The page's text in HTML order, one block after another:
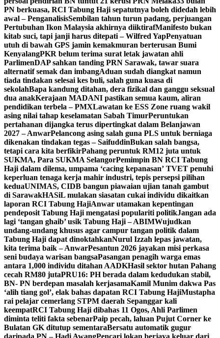
PN berkuasa, RCI Tabung Haji sepatutnya boleh didedah lebih
awal – PenganalisisSembilan tahun turun padang, perjuangan
Pertubuhan Ikon Malaysia akhirnya diiktirafManifesto bukan
kitab suci, tapi janji harus ditepati – Wilfred YapPenyatuan
utuh di bawah GPS jamin kemakmuran berterusan Bumi
KenyalangPKR belum terima surat letak jawatan ahli
ParlimenDAP sahkan tanding PRN Sarawak, tawar suara
alternatif semak dan imbangAduan sudah diangkat namun
tiada tindakan selesai kes buli, salah guna kuasa di
sekolahBapa kandung ditahan, dera fizikal dan ganggu seksual
dua anakKerajaan MADANI pastikan semua kaum, aliran
pendidikan terbela – PMXLawatan ke ESS Zone ruang wakil
asing nilai tahap keselamatan Sabah TimurPeruntukan
pertahanan dijangka terus dipertingkat dalam Belanjawan
2027 – AnwarPelancong asing salah guna PLS untuk berniaga
dikenakan tindakan tegas – SaifuddinBukan salah bangsa,
tetapi cara kita berfikirPahang peruntuk RM12 juta untuk
SUKMA, Para SUKMA SelangorPemimpin BN RCI Tabung
Haji dalam dilema, umpama ‘cacing kepanasan’ TVET penuhi
keperluan tenaga kerja mahir industri, tepis persepsi pilihan
keduaUNIMAS, CIDB bangun piawaian ujian tanah gambut
di SarawakHASiL mulakan siasatan cukai individu dikaitkan
laporan RCI Tabung HajiAnwar utamakan kepentingan
pendeposit Tabung Haji mengatasi populariti politikJangan ada
lagi ‘tangan ghaib’ usik Tabung Haji – ABIMWujudkan
undang-undang khusus agar campur tangan politik dalam
Tabung Haji dapat dinoktahkanNurul Izzah lepas jawatan,
kita terima baik – AnwarPesantun 2026 jayakan misi perkasa
seni budaya warisan bangsaPasangan penagih warga emas
antara 1,000 individu ditahan AADKHasil sektor hutan Pahang
cecah RM80 jutaPRU16: PH berada dalam kedudukan stabil,
BN- PN berdepan masalah kerjasamaKamil Munim dakwa Pas
‘alih tiang gol’, elak bahas dapatan RCI Tabung HajiMustapha
rai pelajar cemerlang STPM daerah Sepanggar kali
keempatRCI Tabung Haji dibahas 11 Ogos, Ahli Parlimen
diminta teliti fakta sebenarPaip pecah, laluan Pujut Corner ke
Bulatan GK ditutup sementaraBersatu automatik gugur
daripada PN – Hadi AwangPencari lokan berjaya keluar dari